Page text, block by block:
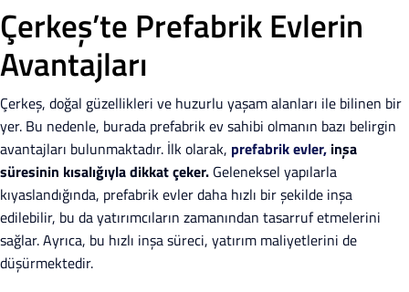
Çerkeş’te Prefabrik Evlerin
Avantajları
Çerkeş, doğal güzellikleri ve huzurlu yaşam alanları ile bilinen bir
yer. Bu nedenle, burada prefabrik ev sahibi olmanın bazı belirgin
avantajları bulunmaktadır. İlk olarak, prefabrik evler, inşa
süresinin kısalığıyla dikkat çeker. Geleneksel yapılarla
kıyaslandığında, prefabrik evler daha hızlı bir şekilde inşa
edilebilir, bu da yatırımcıların zamanından tasarruf etmelerini
sağlar. Ayrıca, bu hızlı inşa süreci, yatırım maliyetlerini de
düşürmektedir.